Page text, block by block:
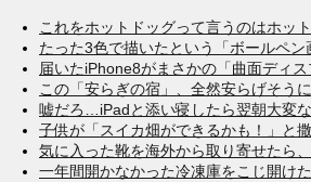
これをホットドッグって言うのはホッ
たった3色で描いたという「ボールペ
届いたiPhone8がまさかの「曲面ディ
この「安らぎの宿」、全然安らげそう
嘘だろ…iPadと添い寝したら翌朝大変
子供が「スイカ畑ができるかも！」と
気に入った靴を海外から取り寄せたら
一年間開かなかった冷凍庫をこじ開け